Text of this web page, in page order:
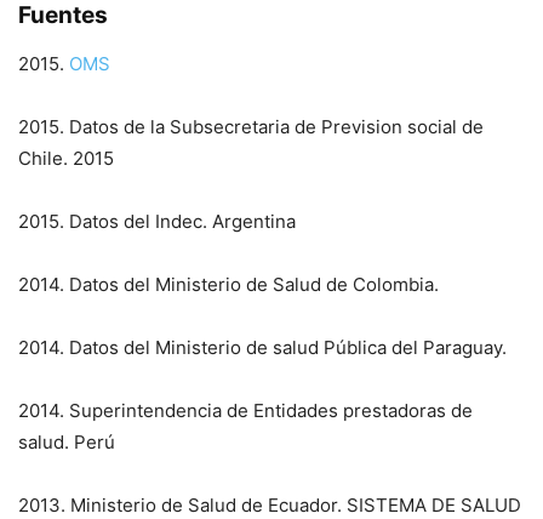
Fuentes
2015. OMS
2015. Datos de la Subsecretaria de Prevision social de
Chile. 2015
2015. Datos del Indec. Argentina
2014. Datos del Ministerio de Salud de Colombia.
2014. Datos del Ministerio de salud Pública del Paraguay.
2014. Superintendencia de Entidades prestadoras de
salud. Perú
2013. Ministerio de Salud de Ecuador. SISTEMA DE SALUD